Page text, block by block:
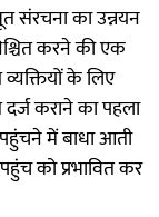
संरचना का उन्नयन
करने की एक
के लिए
दर्ज कराने का पहला
में बाधा आती
को प्रभावित कर